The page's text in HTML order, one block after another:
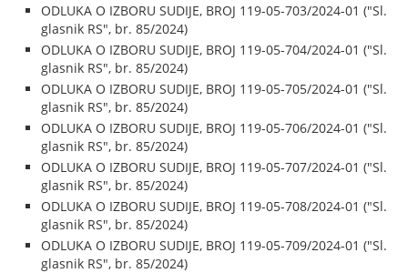
ODLUKA O IZBORU SUDIJE, BROJ 119-05-703/2024-01 ("Sl.
glasnik RS", br. 85/2024)
ODLUKA O IZBORU SUDIJE, BROJ 119-05-704/2024-01 ("Sl.
glasnik RS", br. 85/2024)
ODLUKA O IZBORU SUDIJE, BROJ 119-05-705/2024-01 ("Sl.
glasnik RS", br. 85/2024)
ODLUKA O IZBORU SUDIJE, BROJ 119-05-706/2024-01 ("Sl.
glasnik RS", br. 85/2024)
ODLUKA O IZBORU SUDIJE, BROJ 119-05-707/2024-01 ("Sl.
glasnik RS", br. 85/2024)
ODLUKA O IZBORU SUDIJE, BROJ 119-05-708/2024-01 ("Sl.
glasnik RS", br. 85/2024)
ODLUKA O IZBORU SUDIJE, BROJ 119-05-709/2024-01 ("Sl.
glasnik RS", br. 85/2024)